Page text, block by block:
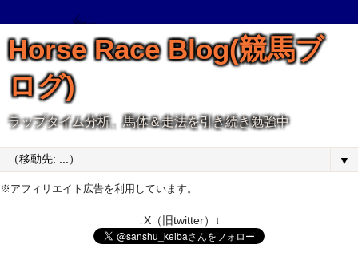
Horse Race Blog(競馬ブ
ログ)
ラップタイム分析、馬体＆走法を引き続き勉強中
▼
※アフィリエイト広告を利用しています。
↓X（旧twitter）↓